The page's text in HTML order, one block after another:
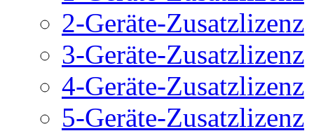
2-Geräte-Zusatzlizenz
3-Geräte-Zusatzlizenz
4-Geräte-Zusatzlizenz
5-Geräte-Zusatzlizenz